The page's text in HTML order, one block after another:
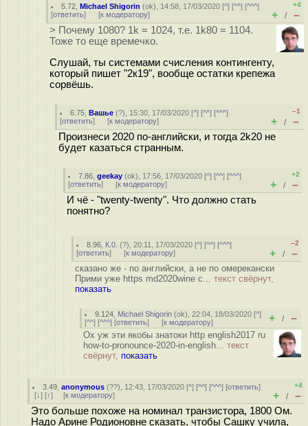
5.72 ,Michael Shigorin (ok), 14:58, 17/03/2020 [^] [^^] [^^^]
[ответить] [к модератору]
+4
+ / –
> Почему 1080? 1k = 1024, т.е. 1k80 = 1104.
Тоже то еще времечко.
Слушай, ты системами счисления контингенту,
который пишет "2к19", вообще остатки крепежа
сорвёшь.
6.75 ,Вашье (?), 15:30, 17/03/2020 [^] [^^] [^^^]
[ответить] [к модератору]
–1
+ / –
Произнеси 2020 по-английски, и тогда 2k20 не
будет казаться странным.
7.86 ,geekay (ok), 17:56, 17/03/2020 [^] [^^] [^^^]
[ответить] [к модератору]
+2
+ / –
И чё - "twenty-twenty". Что должно стать
понятно?
8.96 К.0. (?), 20:11, 17/03/2020 [^] [^^] [^^^]
[ответить] [к модератору]
–2
+ / –
сказано же - по английски, а не по омерекански
Прими уже https md2020wine c... текст свёрнут,
показать
9.124 Michael Shigorin (ok), 22:04, 18/03/2020 [^]
[^^] [^^^] [ответить] [к модератору] + / –
Ох уж эти якобы знатоки http english2017 ru
how-to-pronounce-2020-in-english... текст
свёрнут, показать
3.49 ,anonymous (??), 12:43, 17/03/2020 [^] [^^] [^^^] [ответить]
[↓] [↑] [к модератору]
+4
+ / –
Это больше похоже на номинал транзистора, 1800 Ом.
Надо Арине Родионовне сказать, чтобы Сашку учила,